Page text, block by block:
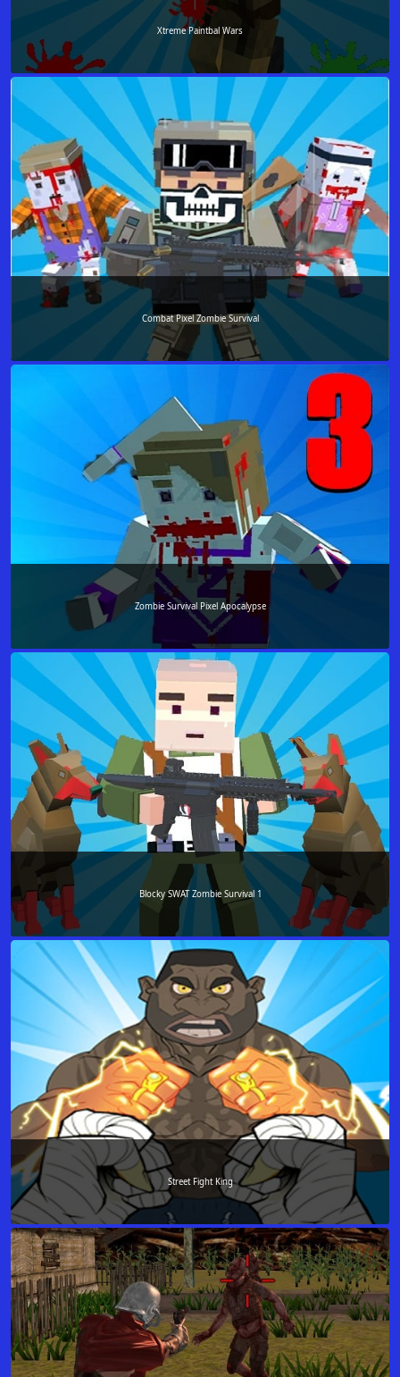
Xtreme Paintbal Wars
Combat Pixel Zombie Survival
Zombie Survival Pixel Apocalypse
Blocky SWAT Zombie Survival 1
Street Fight King